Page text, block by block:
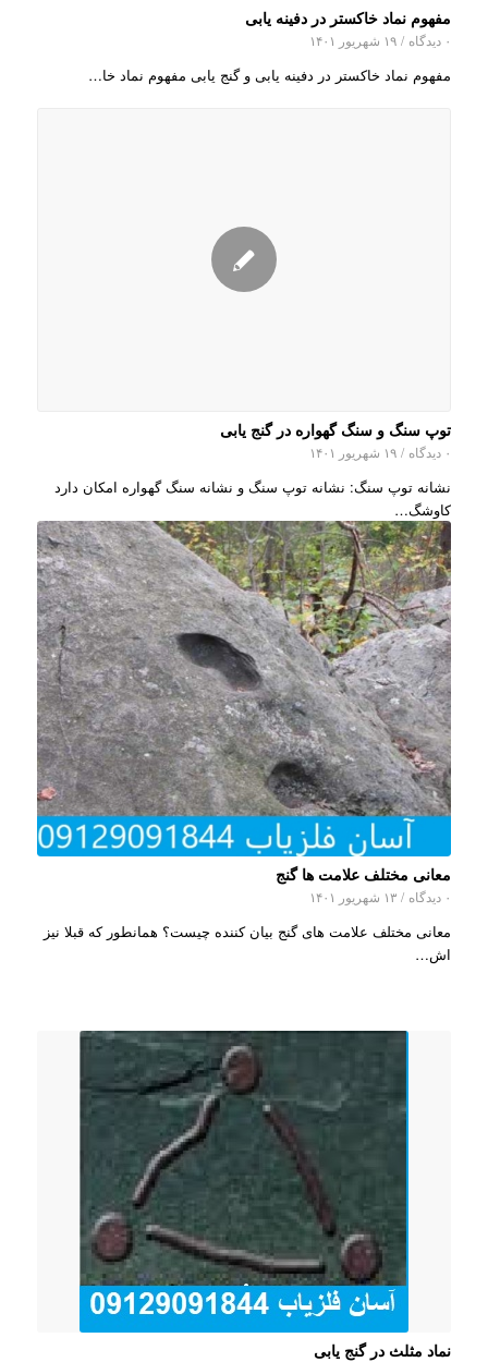
مفهوم نماد خاکستر در دفینه یابی
۰ دیدگاه / ۱۹ شهریور ۱۴۰۱
مفهوم نماد خاکستر در دفینه یابی و گنج یابی مفهوم نماد خا…
توپ سنگ و سنگ گهواره در گنج یابی
۰ دیدگاه / ۱۹ شهریور ۱۴۰۱
نشانه توپ سنگ: نشانه توپ سنگ و نشانه سنگ گهواره امکان دارد
کاوشگ…
معانی مختلف علامت ها گنج
۰ دیدگاه / ۱۳ شهریور ۱۴۰۱
معانی مختلف علامت های گنج بیان کننده چیست؟ همانطور که قبلا نیز
اش…
نماد مثلث در گنج یابی